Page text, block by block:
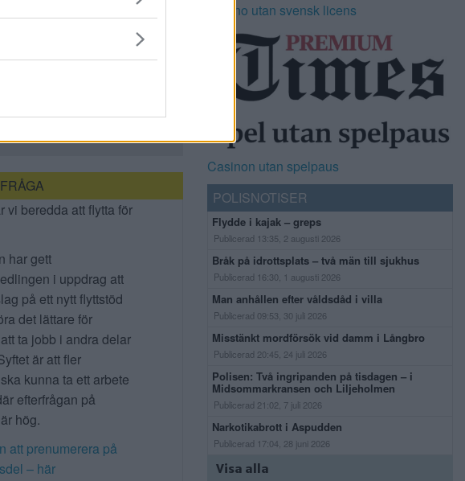
– EN
vi beredda att flytta för
har gett
i uppdrag att
på ett nytt flyttstöd
det lättare för
ta jobb i andra delar
är att fler
kunna ta ett arbete
efterfrågan på
hög.
att prenumerera på
– här
Casino utan svensk licens
Casinon utan spelpaus
POLISNOTISER
Flydde i kajak – greps
Publicerad 13:35, 2 augusti 2026
Bråk på idrottsplats – två män till sjukhus
Publicerad 16:30, 1 augusti 2026
Man anhållen efter våldsdåd i villa
Publicerad 09:53, 30 juli 2026
Misstänkt mordförsök vid damm i Långbro
Publicerad 20:45, 24 juli 2026
Polisen: Två ingripanden på tisdagen – i
Midsommarkransen och Liljeholmen
Publicerad 21:02, 7 juli 2026
Narkotikabrott i Aspudden
Publicerad 17:04, 28 juni 2026
Visa alla